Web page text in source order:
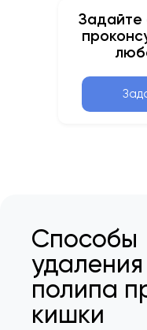
Задайте
Способы
удаления
полипа
кишки